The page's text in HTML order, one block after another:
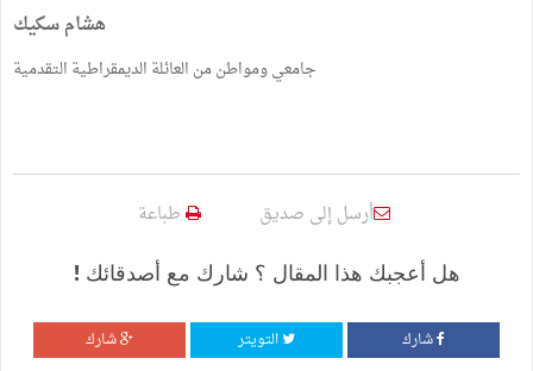
هشام سكيك
جامعي ومواطن من العائلة الديمقراطية التقدمية
أرسل إلى صديق طباعة
هل أعجبك هذا المقال ؟ شارك مع أصدقائك !
شارك التويتر شارك